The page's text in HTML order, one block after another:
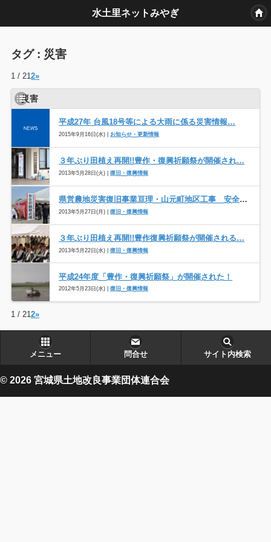
水土里ネットみやぎ
タグ : 災害
1 / 212»
災害
平成27年 台風18号等による大雨に係る災害情報…
2015年9月16日(水) |お知らせ・更新情報
３年ぶり田植え再開!!豊作・復興祈願祭が開催され…
2013年5月28日(火) |復旧・復興情報
県営農地災害復旧事業亘理・山元町地区工事 安全祈…
2013年5月27日(月) |復旧・復興情報
３年ぶり田植え再開!!豊作復興祈願祭が開催される…
2013年5月22日(水) |復旧・復興情報
平成24年度「豊作・復興祈願祭」が開催された！
2012年5月23日(水) |復旧・復興情報
1 / 212»
メニュー 問合せ サイト内検索
© 2026 宮城県土地改良事業団体連合会